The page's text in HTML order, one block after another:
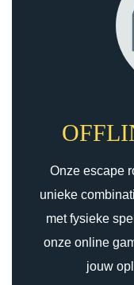
Onze escape
unieke
met fysieke
onze online
jouw